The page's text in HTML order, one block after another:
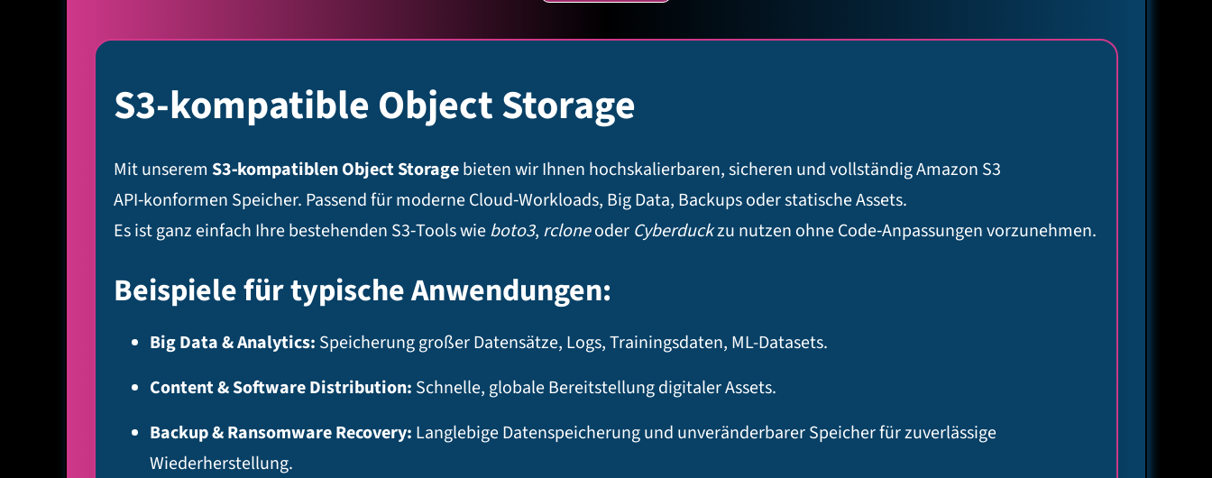
S3-kompatible Object Storage
Mit unserem S3‑kompatiblen Object Storagebieten wir Ihnen hochskalierbaren, sicheren und vollständig Amazon S3
API‑konformen Speicher. Passend für moderne Cloud‑Workloads, Big Data, Backups oder statische Assets.
Es ist ganz einfach Ihre bestehenden S3‑Tools wieboto3, rcloneoder Cyberduckzu nutzen ohne Code‑Anpassungen vorzunehmen.
Beispiele für typische Anwendungen:
Big Data & Analytics: Speicherung großer Datensätze, Logs, Trainingsdaten, ML-Datasets.
Content & Software Distribution: Schnelle, globale Bereitstellung digitaler Assets.
Backup & Ransomware Recovery: Langlebige Datenspeicherung und unveränderbarer Speicher für zuverlässige
Wiederherstellung.